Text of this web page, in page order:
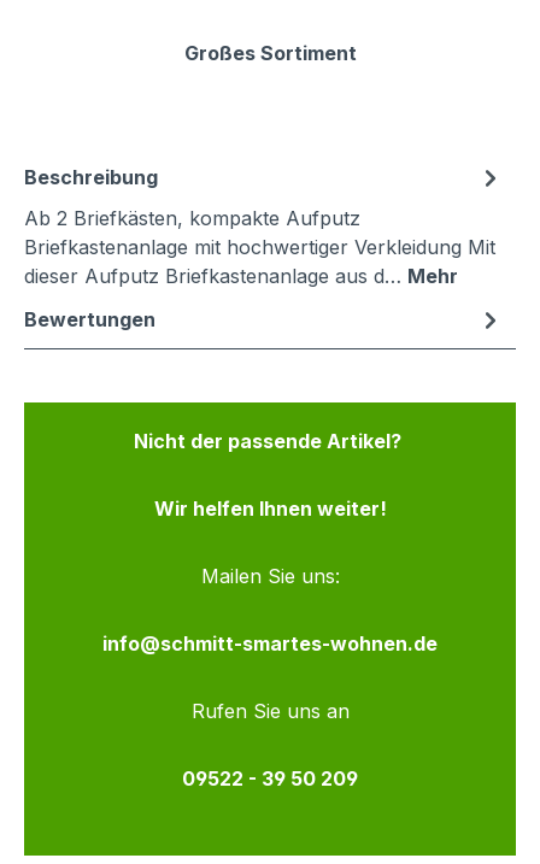
Großes Sortiment
Beschreibung
Ab 2 Briefkästen, kompakte Aufputz
Briefkastenanlage mit hochwertiger Verkleidung Mit
dieser Aufputz Briefkastenanlage aus d… Mehr
Bewertungen
Nicht der passende Artikel?
Wir helfen Ihnen weiter!
Mailen Sie uns:
info@schmitt-smartes-wohnen.de
Rufen Sie uns an
09522 - 39 50 209